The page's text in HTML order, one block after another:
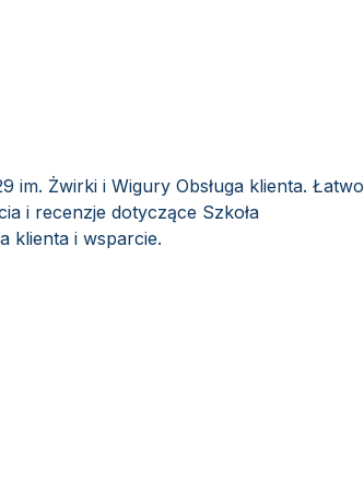
im. Żwirki i Wigury Obsługa klienta. Łatwo
i recenzje dotyczące Szkoła
klienta i wsparcie.